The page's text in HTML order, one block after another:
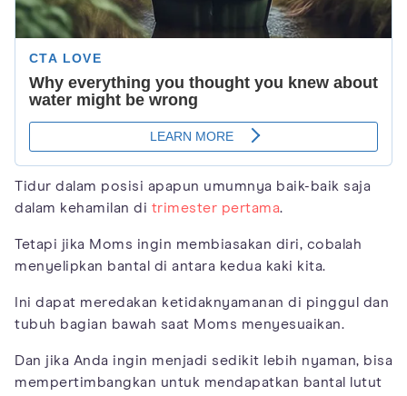
Tidur dalam posisi apapun umumnya baik-baik saja
dalam kehamilan di trimester pertama.
Tetapi jika Moms ingin membiasakan diri, cobalah
menyelipkan bantal di antara kedua kaki kita.
Ini dapat meredakan ketidaknyamanan di pinggul dan
tubuh bagian bawah saat Moms menyesuaikan.
Dan jika Anda ingin menjadi sedikit lebih nyaman, bisa
mempertimbangkan untuk mendapatkan bantal lutut